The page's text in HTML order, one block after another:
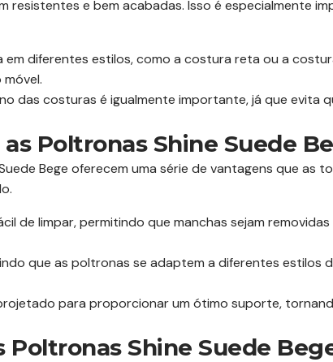
resistentes e bem acabadas. Isso é especialmente
diferentes estilos, como a costura reta ou a
das costuras é igualmente importante, já que evita
Poltronas Shine Suede
Bege oferecem uma série de vantagens que as
de limpar, permitindo que manchas sejam
que as poltronas se adaptem a diferentes estilos
para proporcionar um ótimo suporte,
Poltronas Shine Suede